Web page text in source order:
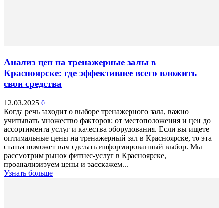
Анализ цен на тренажерные залы в
Красноярске: где эффективнее всего вложить
свои средства
12.03.2025 0
Когда речь заходит о выборе тренажерного зала, важно
учитывать множество факторов: от местоположения и цен до
ассортимента услуг и качества оборудования. Если вы ищете
оптимальные цены на тренажерный зал в Красноярске, то эта
статья поможет вам сделать информированный выбор. Мы
рассмотрим рынок фитнес-услуг в Красноярске,
проанализируем цены и расскажем...
Узнать больше